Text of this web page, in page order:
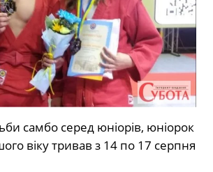
самбо серед юніорів, юніорок
віку тривав з 14 по 17 серпня